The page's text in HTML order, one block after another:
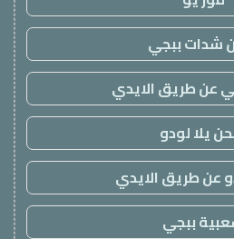
شدات ببجي
عن طريق الايدي
يلا لودو
عن طريق الايدي
ببجي